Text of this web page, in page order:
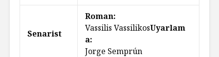
Senarist
Roman:
Vassilis VassilikosUyarlam
a:
Jorge Semprún